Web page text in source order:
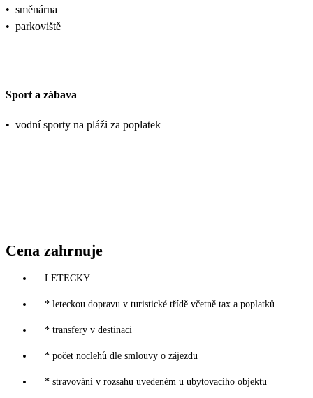
• směnárna
• parkoviště
Sport a zábava
• vodní sporty na pláži za poplatek
Cena zahrnuje
LETECKY:
* leteckou dopravu v turistické třídě včetně tax a poplatků
* transfery v destinaci
* počet noclehů dle smlouvy o zájezdu
* stravování v rozsahu uvedeném u ubytovacího objektu